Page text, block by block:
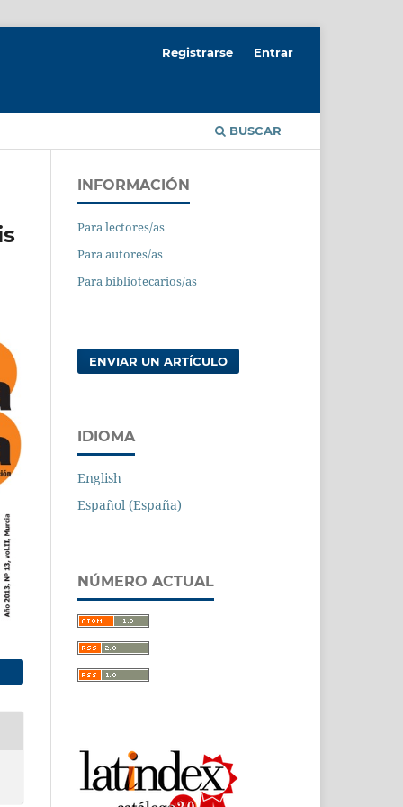
BUSCAR
Registrarse Entrar
INFORMACIÓN
Para lectores/as
Para autores/as
Para bibliotecarios/as
ENVIAR UN ARTÍCULO
IDIOMA
English
Español (España)
NÚMERO ACTUAL